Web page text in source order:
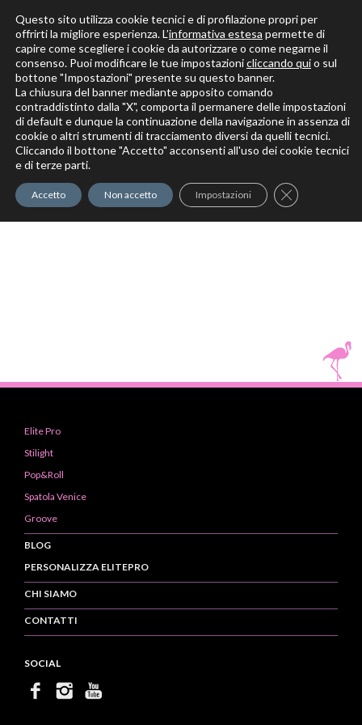
Solo per veri decoratori
Elite Pro
Elite Pro
Stilight
Pop&Roll
Spatola Venice
Groove
BLOG
PERSONALIZZA ELITEPRO
CHI SIAMO
CONTATTI
SOCIAL
Questo sito utilizza cookie tecnici e di profilazione propri per
offrirti la migliore esperienza. L’informativa estesa permette di
capire come scegliere i cookie da autorizzare o come negarne il
consenso. Puoi modificare le tue impostazionicliccando quio sul
bottone "Impostazioni" presente su questo banner.
La chiusura del banner mediante apposito comando
contraddistinto dalla "X", comporta il permanere delle impostazioni
di default e dunque la continuazione della navigazione in assenza di
cookie o altri strumenti di tracciamento diversi da quelli tecnici.
Cliccando il bottone "Accetto" acconsenti all'uso dei cookie tecnici
e di terze parti.
Accetto Non accetto Impostazioni Close GDPR